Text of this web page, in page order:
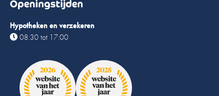
Openingstijden
Hypotheken en verzekeren
08:30 tot 17:00